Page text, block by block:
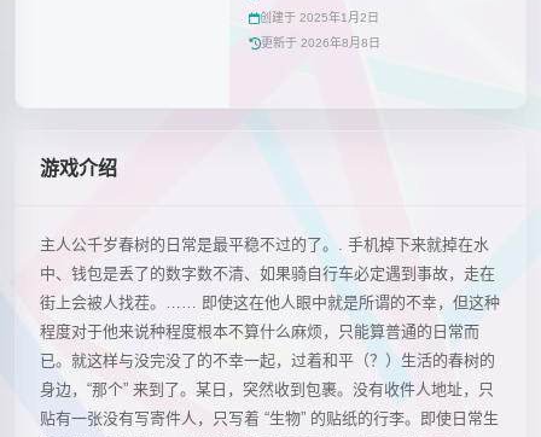
创建于 2025年1月2日
更新于 2026年8月8日
游戏介绍
主人公千岁春树的日常是最平稳不过的了。. 手机掉下来就掉在水
中、钱包是丢了的数字数不清、如果骑自行车必定遇到事故，走在
街上会被人找茬。…… 即使这在他人眼中就是所谓的不幸，但这种
程度对于他来说种程度根本不算什么麻烦，只能算普通的日常而
已。就这样与没完没了的不幸一起，过着和平（？）生活的春树的
身边，“那个” 来到了。某日，突然收到包裹。没有收件人地址，只
贴有一张没有写寄件人，只写着 “生物” 的贴纸的行李。即使日常生